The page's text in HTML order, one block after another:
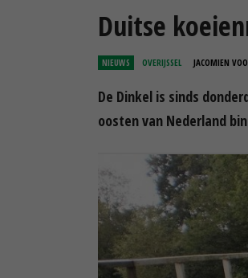
Duitse
NIEUWS OVERIJSSEL JACOMIEN
De Dinkel is sinds
oosten van Nederland